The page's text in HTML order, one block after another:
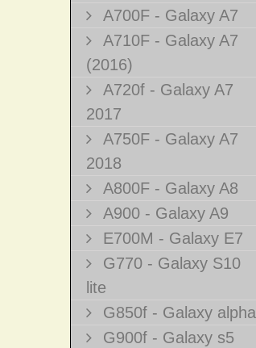
A700F - Galaxy A7
A710F - Galaxy A7
(2016)
A720f - Galaxy A7
2017
A750F - Galaxy A7
2018
A800F - Galaxy A8
A900 - Galaxy A9
E700M - Galaxy E7
G770 - Galaxy S10
lite
G850f - Galaxy alpha
G900f - Galaxy s5